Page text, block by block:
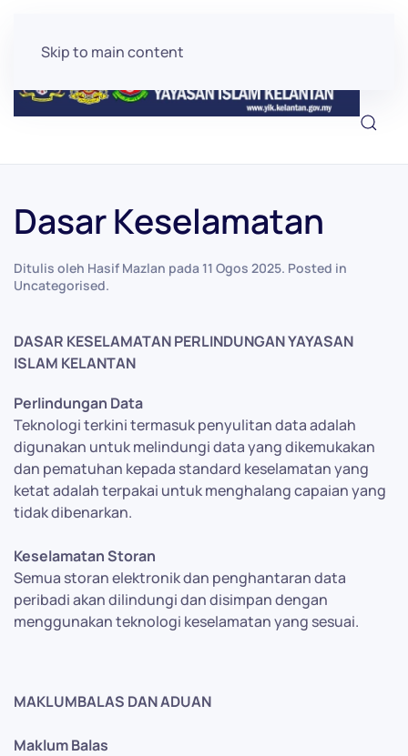
Skip to main content
Dasar Keselamatan
Ditulis oleh Hasif Mazlan pada 11 Ogos 2025. Posted in
Uncategorised.
DASAR KESELAMATAN PERLINDUNGAN YAYASAN
ISLAM KELANTAN
Perlindungan Data
Teknologi terkini termasuk penyulitan data adalah
digunakan untuk melindungi data yang dikemukakan
dan pematuhan kepada standard keselamatan yang
ketat adalah terpakai untuk menghalang capaian yang
tidak dibenarkan.
Keselamatan Storan
Semua storan elektronik dan penghantaran data
peribadi akan dilindungi dan disimpan dengan
menggunakan teknologi keselamatan yang sesuai.
MAKLUMBALAS DAN ADUAN
Maklum Balas